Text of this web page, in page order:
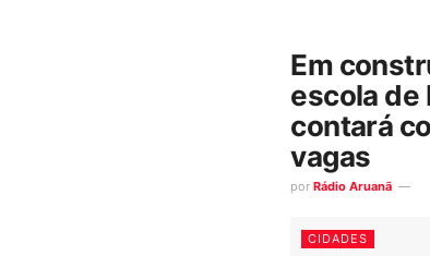
Em
escola de
contará
vagas
por Rádio Aruanã
CIDADES